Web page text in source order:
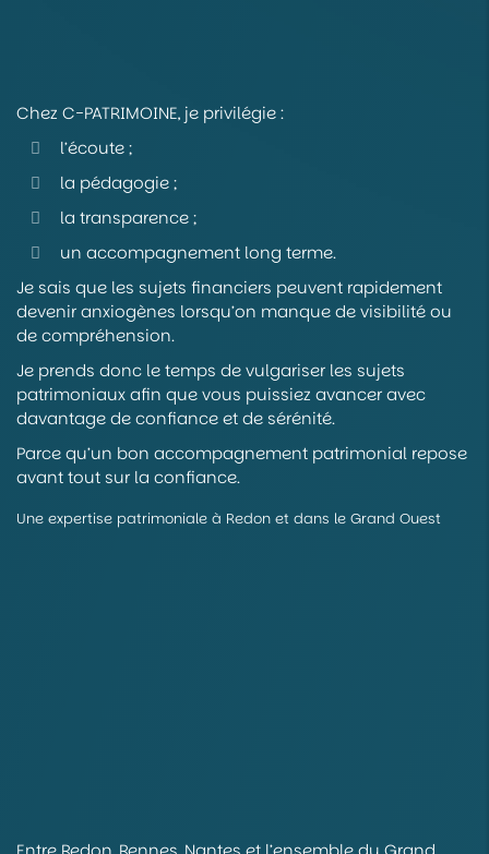
Chez C-PATRIMOINE, je privilégie :
l’écoute ;
la pédagogie ;
la transparence ;
un accompagnement long terme.
Je sais que les sujets financiers peuvent rapidement
devenir anxiogènes lorsqu’on manque de visibilité ou
de compréhension.
Je prends donc le temps de vulgariser les sujets
patrimoniaux afin que vous puissiez avancer avec
davantage de confiance et de sérénité.
Parce qu’un bon accompagnement patrimonial repose
avant tout sur la confiance.
Une expertise patrimoniale à Redon et dans le Grand Ouest